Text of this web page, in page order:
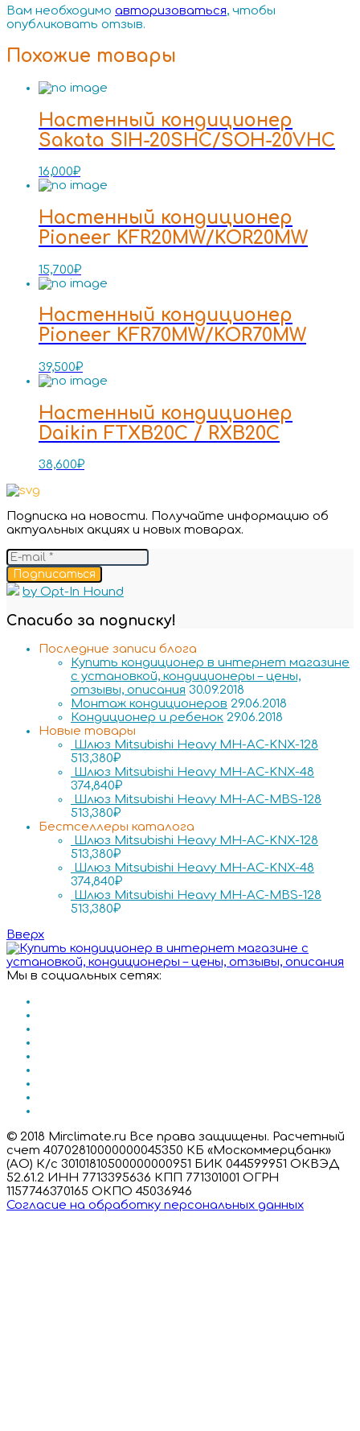
Вам необходимо авторизоваться, чтобы
опубликовать отзыв.
Похожие товары
Настенный кондиционер
Sakata SIH-20SHC/SOH-20VHC
16,000₽
Настенный кондиционер
Pioneer KFR20MW/KOR20MW
15,700₽
Настенный кондиционер
Pioneer KFR70MW/KOR70MW
39,500₽
Настенный кондиционер
Daikin FTXB20C / RXB20C
38,600₽
Подписка на новости. Получайте информацию об
актуальных акциях и новых товарах.
Подписаться
by Opt-In Hound
Спасибо за подписку!
Последние записи блога
Купить кондиционер в интернет магазине
с установкой, кондиционеры – цены,
отзывы, описания 30.09.2018
Монтаж кондиционеров 29.06.2018
Кондиционер и ребенок 29.06.2018
Новые товары
Шлюз Mitsubishi Heavy MH-AC-KNX-128
513,380₽
Шлюз Mitsubishi Heavy MH-AC-KNX-48
374,840₽
Шлюз Mitsubishi Heavy MH-AC-MBS-128
513,380₽
Бестселлеры каталога
Шлюз Mitsubishi Heavy MH-AC-KNX-128
513,380₽
Шлюз Mitsubishi Heavy MH-AC-KNX-48
374,840₽
Шлюз Mitsubishi Heavy MH-AC-MBS-128
513,380₽
Вверх
Мы в социальных сетях:
© 2018 Mirclimate.ru Все права защищены. Расчетный
счет 40702810000000045350 КБ «Москоммерцбанк»
(АО) К/с 30101810500000000951 БИК 044599951 ОКВЭД
52.61.2 ИНН 7713395636 КПП 771301001 ОГРН
1157746370165 ОКПО 45036946
Согласие на обработку персональных данных